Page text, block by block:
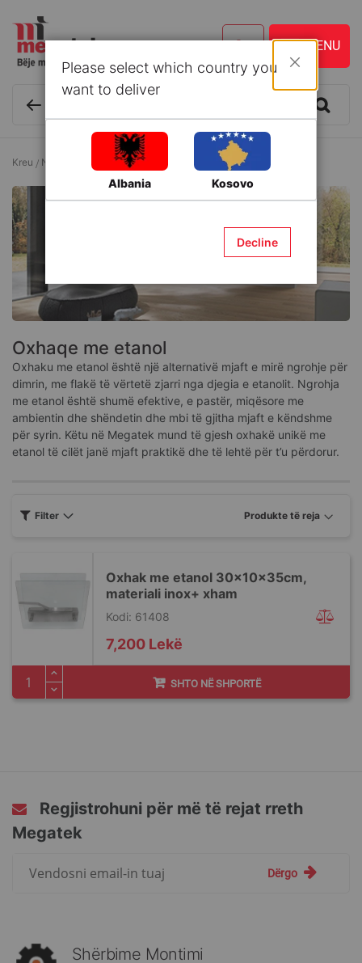
Kreu Ngrohje dhe Ftohje Oxhaqe Oxhaqe me etanol
Oxhaqe me etanol
Oxhaku me etanol është një alternativë mjaft e mirë ngrohje për
dimrin, me flakë të vërtetë zjarri nga djegia e etanolit. Ngrohja
me etanol është shumë efektive, e pastër, miqësore me
ambientin dhe shëndetin dhe mbi të gjitha mjaft e këndshme
për syrin. Këtu në Megatek mund të gjesh oxhakë unikë me
etanol të cilët janë mjaft praktikë dhe të lehtë për t’u përdorur.
Oxhak me etanol 30x10x35cm,
materiali inox+ xham
Kodi: 61408
7,200 Lekë
SHTO NË SHPORTË
Filter
Regjistrohuni për më të rejat rreth
Megatek
rreth
Dërgo
Shërbime Montimi
Please select which country you
want to deliver
Albania Kosovo
Decline